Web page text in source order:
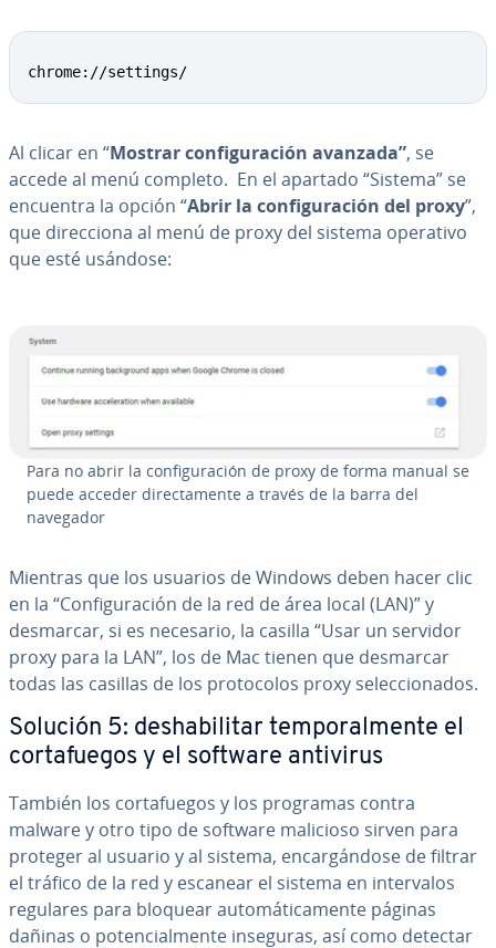
chrome://settings/
Al clicar en “Mostrar co­n­fi­gu­ra­ción avanzada”, se
accede al menú completo. En el apartado “Sistema” se
encuentra la opción “Abrir la co­n­fi­gu­ra­ción del proxy”,
que di­re­c­cio­na al menú de proxy del sistema operativo
que esté usándose:
Para no abrir la co­n­fi­gu­ra­ción de proxy de forma manual se
puede acceder di­re­c­ta­me­n­te a través de la barra del
navegador
Mientras que los usuarios de Windows deben hacer clic
en la “Co­n­fi­gu­ra­ción de la red de área local (LAN)” y
desmarcar, si es necesario, la casilla “Usar un servidor
proxy para la LAN”, los de Mac tienen que desmarcar
todas las casillas de los pro­to­co­los proxy se­le­c­cio­na­dos.
Solución 5: des­ha­bi­li­tar te­m­po­ra­l­me­n­te el
co­r­ta­fue­gos y el software antivirus
También los co­r­ta­fue­gos y los programas contra
malware y otro tipo de software malicioso sirven para
proteger al usuario y al sistema, en­ca­r­gá­n­do­se de filtrar
el tráfico de la red y escanear el sistema en in­te­r­va­los
regulares para bloquear au­to­má­ti­ca­me­n­te páginas
dañinas o po­te­n­cia­l­me­n­te inseguras, así como detectar